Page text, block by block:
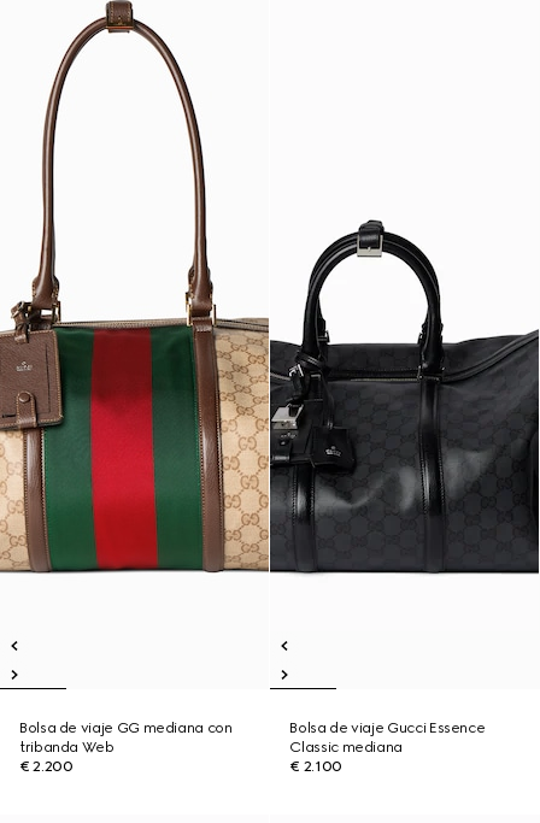
Bolsa de viaje GG mediana con
tribanda Web
€ 2.200
Bolsa de viaje Gucci Essence
Classic mediana
€ 2.100